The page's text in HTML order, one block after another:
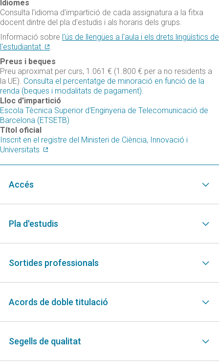
Idiomes
Consulta l'idioma d'impartició de cada assignatura a la fitxa
docent dintre del pla d'estudis i als horaris dels grups.
Informació sobre l'ús de llengües a l'aula i els drets lingüístics de
l'estudiantat
.
Preus i beques
Preu aproximat per curs, 1.061 € (1.800 € per a no residents a
la UE). Consulta el percentatge de minoració en funció de la
renda (beques i modalitats de pagament).
Lloc d'impartició
Escola Tècnica Superior d'Enginyeria de Telecomunicació de
Barcelona (ETSETB)
Títol oficial
Inscrit en el registre del Ministeri de Ciència, Innovació i
Universitats
Accés
Pla d'estudis
Sortides professionals
Acords de doble titulació
Segells de qualitat